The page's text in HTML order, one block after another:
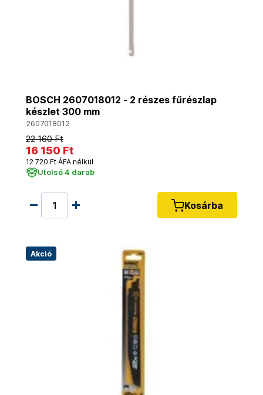
BOSCH 2607018012 - 2 részes fűrészlap
készlet 300 mm
2607018012
22 160 Ft
16 150 Ft
12 720 Ft ÁFA nélkül
Utolsó 4 darab
Kosárba
Akció